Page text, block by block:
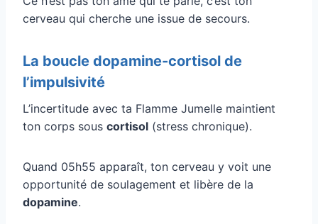
cerveau qui cherche une issue de secours.
La boucle dopamine-cortisol de
l’impulsivité
L’incertitude avec ta Flamme Jumelle maintient
ton corps sous cortisol (stress chronique).
Quand 05h55 apparaît, ton cerveau y voit une
opportunité de soulagement et libère de la
dopamine.